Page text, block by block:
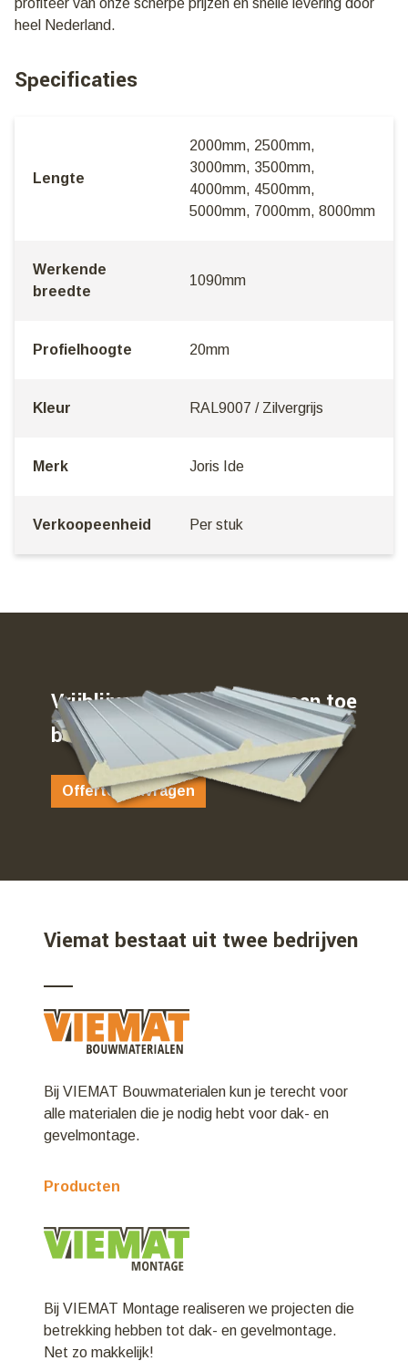
profiteer van onze scherpe prijzen en snelle levering door
heel Nederland.
Specificaties
Lengte
2000mm, 2500mm,
3000mm, 3500mm,
4000mm, 4500mm,
5000mm, 7000mm, 8000mm
Werkende
breedte
1090mm
Profielhoogte 20mm
Kleur RAL9007 / Zilvergrijs
Merk Joris Ide
Verkoopeenheid Per stuk
Vrijblijvend weten waar u aan toe
bent…
Offerte aanvragen
Viemat bestaat uit twee bedrijven
Bij VIEMAT Bouwmaterialen kun je terecht voor
alle materialen die je nodig hebt voor dak- en
gevelmontage.
Producten
Bij VIEMAT Montage realiseren we projecten die
betrekking hebben tot dak- en gevelmontage.
Net zo makkelijk!